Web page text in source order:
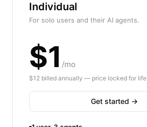
Individual
For solo users and their AI agents.
$1 /mo
$12 billed annually — price locked for life
Get started →